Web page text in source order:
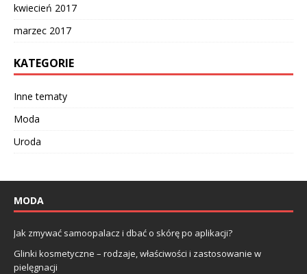
kwiecień 2017
marzec 2017
KATEGORIE
Inne tematy
Moda
Uroda
MODA
Jak zmywać samoopalacz i dbać o skórę po aplikacji?
Glinki kosmetyczne – rodzaje, właściwości i zastosowanie w
pielęgnacji